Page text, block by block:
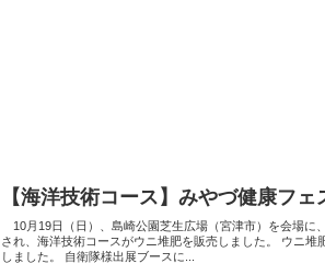
【海洋技術コース】みやづ健康フェ
10月19日（日）、島崎公園芝生広場（宮津市）を会場に
され、海洋技術コースがウニ堆肥を販売しました。 ウニ堆
しました。 自衛隊様出展ブースに...